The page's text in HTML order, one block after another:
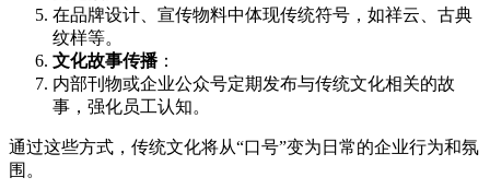
在品牌设计、宣传物料中体现传统符号，如祥云、古典
纹样等。
文化故事传播：
内部刊物或企业公众号定期发布与传统文化相关的故
事，强化员工认知。
通过这些方式，传统文化将从“口号”变为日常的企业行为和氛
围。